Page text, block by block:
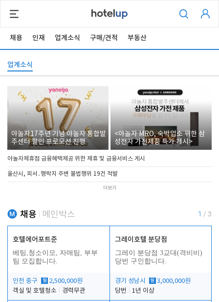
채용 인재 업계소식 구매/견적 부동산
업계소식
야놀자17주년 기념 야놀자 통합발
주센터 할인 프로모션 진행
<야놀자 MRO, 숙박업소 위한 삼
성전자 가전제품 특가 개시>
야놀자제휴점 금융혜택제공 위한 제휴 및 금융서비스 게시
울산시, 피서․행락지 주변 불법행위 19건 적발
더보기
채용 메인박스 1 / 3
호텔에어포트준
베팅,청소이모, 자매팀, 부부
팀 모집합니다.
인천 중구 월 2,500,000원
객실 및 호텔청소
경력무관
그레이호텔 분당점
그레이 분당점 3교대(격비비)
당번 구인합니다.
경기 성남시 월 3,000,000원
당번
1년 이상